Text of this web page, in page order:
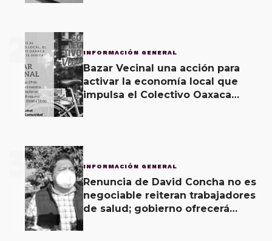
2 INFORMACIÓN GENERAL
Bazar Vecinal una acción para
activar la economía local que
impulsa el Colectivo Oaxaca
3 INFORMACIÓN GENERAL
Renuncia de David Concha no es
negociable reiteran trabajadores
de salud; gobierno ofrecerá